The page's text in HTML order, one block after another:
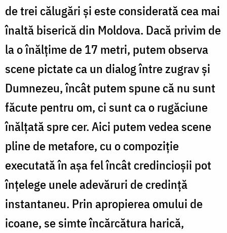
de trei călugări şi este considerată cea mai
înaltă biserică din Moldova. Dacă privim de
la o înălţime de 17 metri, putem observa
scene pictate ca un dialog între zugrav şi
Dumnezeu, încât putem spune că nu sunt
făcute pentru om, ci sunt ca o rugăciune
înălţată spre cer. Aici putem vedea scene
pline de metafore, cu o compoziţie
executată în aşa fel încât credincioşii pot
înţelege unele adevăruri de credinţă
instantaneu. Prin apropierea omului de
icoane, se simte încărcătura harică,